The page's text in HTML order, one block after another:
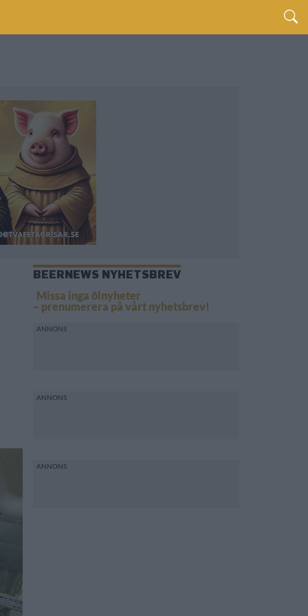
BEERNEWS NYHETSBREV
Missa inga ölnyheter
– prenumerera på vårt nyhetsbrev!